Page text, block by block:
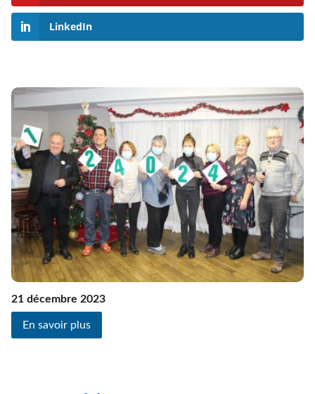
LinkedIn
21 décembre 2023
En savoir plus